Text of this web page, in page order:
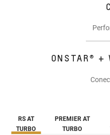
ONSTAR® +
RS AT
TURBO
PREMIER AT
TURBO